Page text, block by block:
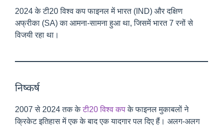
2024 के टी20 विश्व कप फाइनल में भारत (IND) और दक्षिण
अफ्रीका (SA) का आमना-सामना हुआ था, जिसमें भारत 7 रनों से
विजयी रहा था।
निष्कर्ष
2007 से 2024 तक केटी20 विश्व कपके फाइनल मुकाबलों ने
क्रिकेट इतिहास में एक के बाद एक यादगार पल दिए हैं। अलग-अलग